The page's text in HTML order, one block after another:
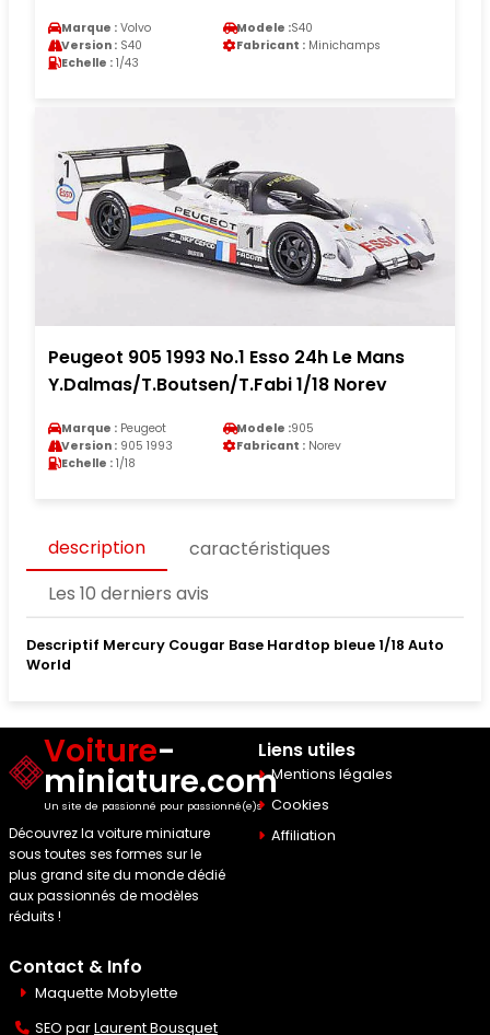
Marque : Volvo Modele :S40
Version : S40 Fabricant : Minichamps
Echelle : 1/43
Peugeot 905 1993 No.1 Esso 24h Le Mans
Y.Dalmas/T.Boutsen/T.Fabi 1/18 Norev
Marque : Peugeot Modele :905
Version : 905 1993 Fabricant : Norev
Echelle : 1/18
description
caractéristiques
Les 10 derniers avis
Descriptif Mercury Cougar Base Hardtop bleue 1/18 Auto
World
Voiture-
miniature.com
Un site de passionné pour passionné(e)s
Découvrez la voiture miniature
sous toutes ses formes sur le
plus grand site du monde dédié
aux passionnés de modèles
réduits !
Liens utiles
Mentions légales
Cookies
Affiliation
Contact & Info
Maquette Mobylette
SEO parLaurent Bousquet